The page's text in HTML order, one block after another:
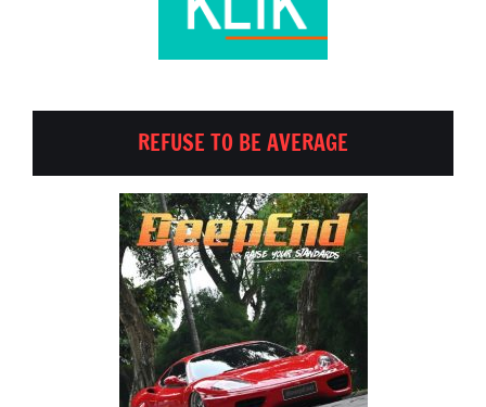
REFUSE TO BE AVERAGE